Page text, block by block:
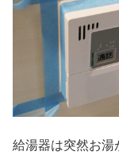
給湯器は突然お湯